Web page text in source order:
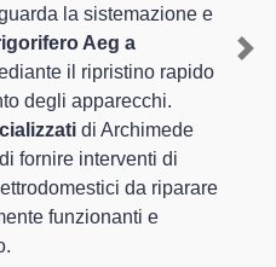
la sistemazione e
Aeg a
il ripristino rapido
degli apparecchi.
di Archimede
fornire interventi di
da riparare
funzionanti e